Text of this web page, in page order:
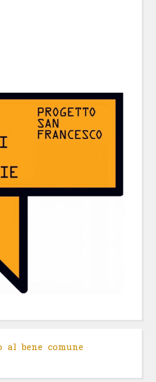
al bene comune